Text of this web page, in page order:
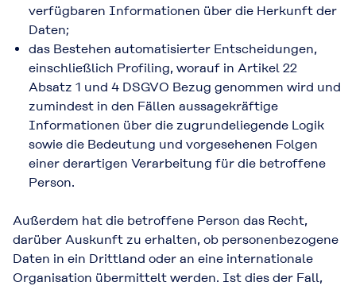
verfügbaren Informationen über die Herkunft der
Daten;
das Bestehen automatisierter Entscheidungen,
einschließlich Profiling, worauf in Artikel 22
Absatz 1 und 4 DSGVO Bezug genommen wird und
zumindest in den Fällen aussagekräftige
Informationen über die zugrundeliegende Logik
sowie die Bedeutung und vorgesehenen Folgen
einer derartigen Verarbeitung für die betroffene
Person.
Außerdem hat die betroffene Person das Recht,
darüber Auskunft zu erhalten, ob personenbezogene
Daten in ein Drittland oder an eine internationale
Organisation übermittelt werden. Ist dies der Fall,